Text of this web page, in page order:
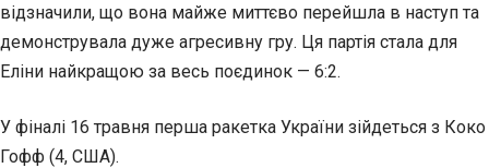
відзначили, що вона майже миттєво перейшла в наступ та
демонструвала дуже агресивну гру. Ця партія стала для
Еліни найкращою за весь поєдинок — 6:2.
У фіналі 16 травня перша ракетка України зійдеться з Коко
Гофф (4, США).